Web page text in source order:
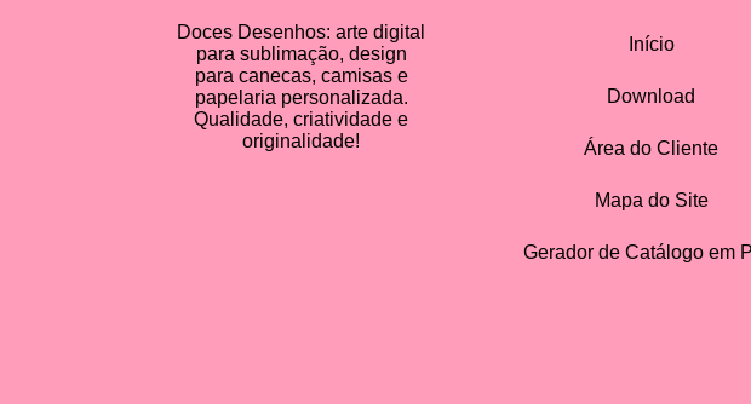
Doces Desenhos: arte digital
para sublimação, design
para canecas, camisas e
papelaria personalizada.
Qualidade, criatividade e
originalidade!
Início
Download
Área do Cliente
Mapa do Site
Gerador de Catálogo em